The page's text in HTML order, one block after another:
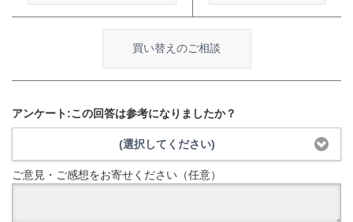
買い替えのご相談
アンケート:この回答は参考になりましたか？
(選択してください)
ご意見・ご感想をお寄せください（任意）